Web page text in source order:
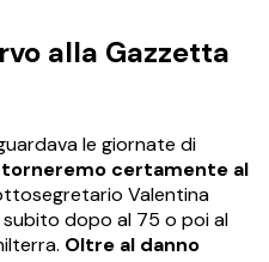
alla Gazzetta
le giornate di
certamente al
Valentina
dopo al 75 o poi al
Oltre al danno